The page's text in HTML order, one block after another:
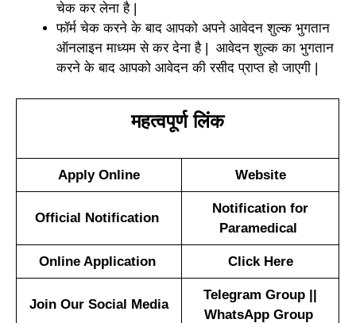
चेक कर लेना है |
फॉर्म चेक करने के बाद आपको अपने आवेदन शुल्क भुगतान
ऑनलाइन माध्यम से कर देना है | आवेदन शुल्क का भुगतान
करने के बाद आपको आवेदन की रसीद प्राप्त हो जाएगी |
महत्वपूर्ण लिंक
Apply Online Website
Official Notification
Notification for
Paramedical
Online Application Click Here
Join Our Social Media
Telegram Group ||
WhatsApp Group